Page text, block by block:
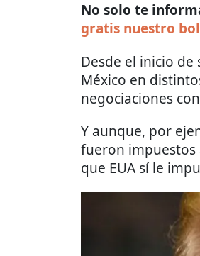
No solo te
gratis nuestro
Desde el inicio
México en
negociaciones
Y aunque, por
fueron impuestos
que EUA sí le